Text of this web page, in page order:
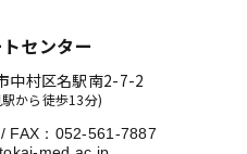
センター
中村区名駅南2-7-2
から徒歩13分)
/ FAX：052-561-7887